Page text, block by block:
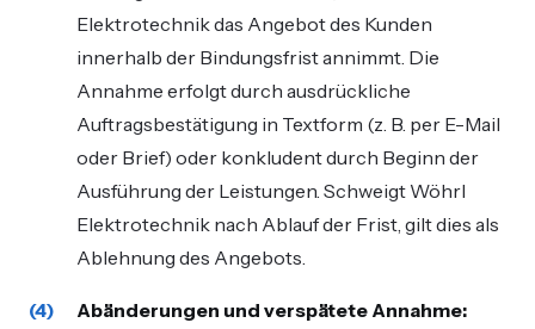
Elektrotechnik das Angebot des Kunden
innerhalb der Bindungsfrist annimmt. Die
Annahme erfolgt durch ausdrückliche
Auftragsbestätigung in Textform (z. B. per E-Mail
oder Brief) oder konkludent durch Beginn der
Ausführung der Leistungen. Schweigt Wöhrl
Elektrotechnik nach Ablauf der Frist, gilt dies als
Ablehnung des Angebots.
Abänderungen und verspätete Annahme: